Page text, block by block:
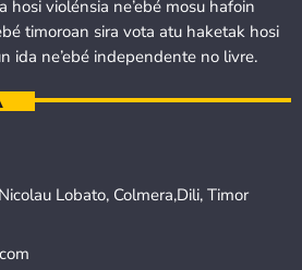
hosi violénsia ne’ebé mosu hafoin
timoroan sira vota atu haketak hosi
ida ne’ebé independente no livre.
Lobato, Colmera,Dili, Timor